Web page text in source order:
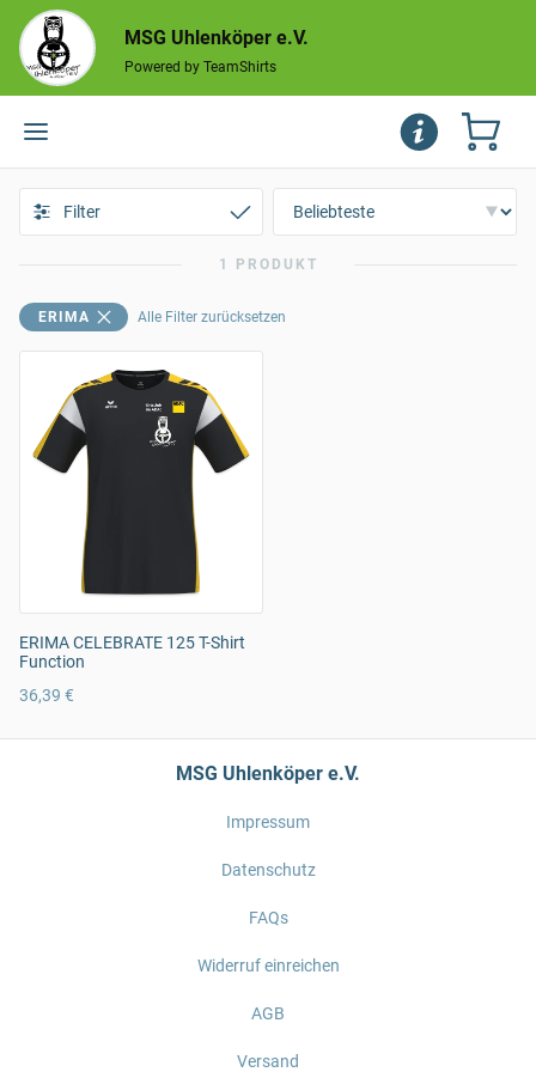
MSG Uhlenköper e.V.
Powered by TeamShirts
Filter
1 PRODUKT
ERIMA Alle Filter zurücksetzen
ERIMA CELEBRATE 125 T-Shirt
Function
36,39 €
MSG Uhlenköper e.V.
Impressum
Datenschutz
FAQs
Widerruf einreichen
AGB
Versand